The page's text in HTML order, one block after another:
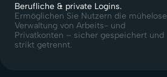
Berufliche & private Logins.
Ermöglichen Sie Nutzern die mühelose
Verwaltung von Arbeits- und
Privatkonten – sicher gespeichert und
strikt getrennt.